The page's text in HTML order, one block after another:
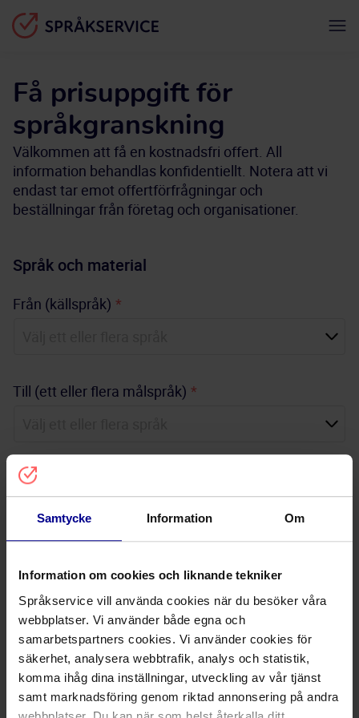
Samtycke Information Om
Information om cookies och liknande tekniker
Språkservice vill använda cookies när du besöker våra
webbplatser. Vi använder både egna och
samarbetspartners cookies. Vi använder cookies för
säkerhet, analysera webbtrafik, analys och statistik,
komma ihåg dina inställningar, utveckling av vår tjänst
samt marknadsföring genom riktad annonsering på andra
Få prisuppgift för
språkgranskning
Välkommen att få en kostnadsfri offert. All
information behandlas konfidentiellt. Notera att vi
endast tar emot offertförfrågningar och
beställningar från företag och organisationer.
Språk och material
Från (källspråk) *
Till (ett eller flera målspråk) *
Nivå
Här kan du ladda upp eventuellt material. Klicka eller dra
och släpp din fil här. Max 70MB